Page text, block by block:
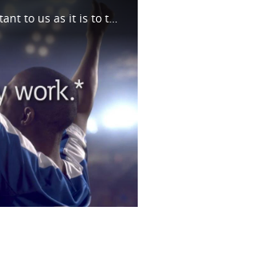
Bringing energy to the stadium is just as important to us as it is to the fans. And we don't stop there. We're out on the fairways and all along the racetrack too. See how we help make game day possible at https://eaton.works/38avU4Z #WhatMatters